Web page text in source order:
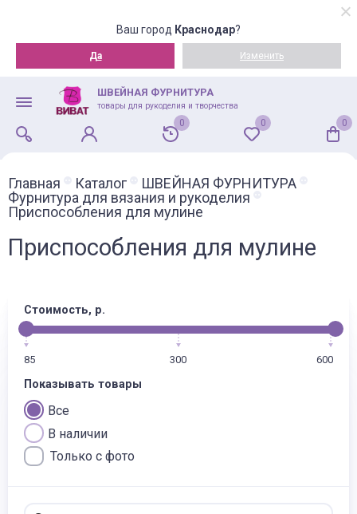
Ваш город Краснодар?
Да Изменить
ШВЕЙНАЯ ФУРНИТУРА
товары для рукоделия и творчества
0 0 0
Главная Каталог
ШВЕЙНАЯ ФУРНИТУРА
Фурнитура для вязания и рукоделия
Приспособления для мулине
Приспособления для мулине
Стоимость, р.
85 300 600
Показывать товары
Все
В наличии
Только с фото